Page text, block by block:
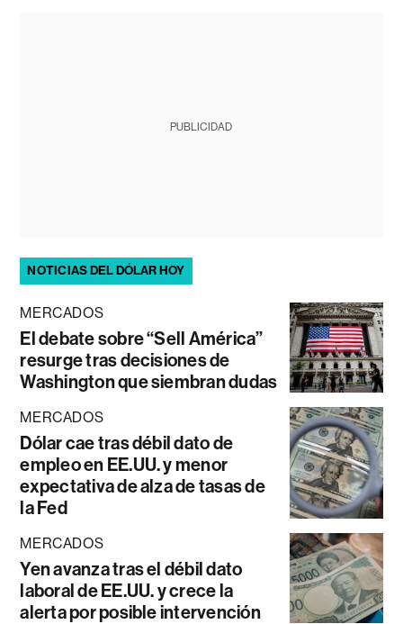
PUBLICIDAD
NOTICIAS DEL DÓLAR HOY
MERCADOS
El debate sobre “Sell América”
resurge tras decisiones de
Washington que siembran dudas
MERCADOS
Dólar cae tras débil dato de
empleo en EE.UU. y menor
expectativa de alza de tasas de
la Fed
MERCADOS
Yen avanza tras el débil dato
laboral de EE.UU. y crece la
alerta por posible intervención